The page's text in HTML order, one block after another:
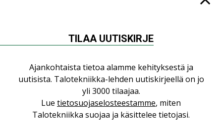
KATSO KAIKKI
NIMITYKSET
TILAA UUTISKIRJE
Ajankohtaista tietoa alamme kehityksestä ja
uutisista. Talotekniikka-lehden uutiskirjeellä on jo
yli 3000 tilaajaa.
Lue tietosuojaselosteestamme, miten
Talotekniikka suojaa ja käsittelee tietojasi.